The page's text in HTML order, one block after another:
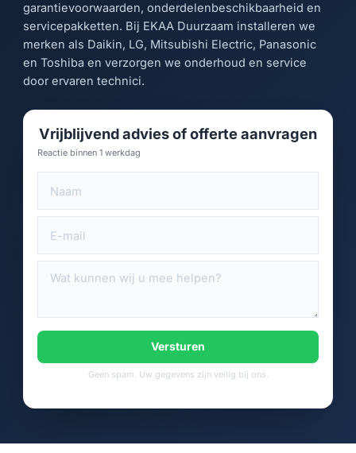
garantievoorwaarden, onderdelenbeschikbaarheid en
servicepakketten. Bij EKAA Duurzaam installeren we
merken als Daikin, LG, Mitsubishi Electric, Panasonic
en Toshiba en verzorgen we onderhoud en service
door ervaren technici.
Vrijblijvend advies of offerte aanvragen
Reactie binnen 1 werkdag
Versturen
Geen spam. Uw gegevens zijn veilig bij ons.